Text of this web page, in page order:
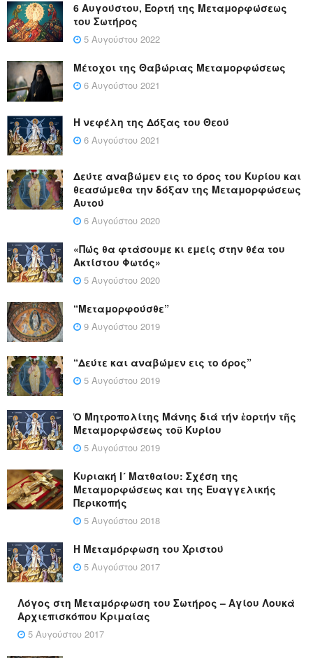
6 Αυγούστου, Εορτή της Μεταμορφώσεως
του Σωτήρος
5 Αυγούστου 2022
Μέτοχοι της Θαβώριας Μεταμορφώσεως
6 Αυγούστου 2021
Η νεφέλη της Δόξας του Θεού
6 Αυγούστου 2021
Δεύτε αναβώμεν εις το όρος του Κυρίου και
θεασώμεθα την δόξαν της Μεταμορφώσεως
Αυτού
6 Αυγούστου 2020
«Πώς θα φτάσουμε κι εμείς στην θέα του
Ακτίστου Φωτός»
5 Αυγούστου 2020
“Μεταμορφούσθε”
9 Αυγούστου 2019
“Δεύτε και αναβώμεν εις το όρος”
5 Αυγούστου 2019
Ὁ Μητροπολίτης Μάνης διά τήν ἑορτήν τῆς
Μεταμορφώσεως τοῦ Κυρίου
5 Αυγούστου 2019
Κυριακή Ι´ Ματθαίου: Σχέση της
Μεταμορφώσεως και της Ευαγγελικής
Περικοπής
5 Αυγούστου 2018
Η Μεταμόρφωση του Χριστού
5 Αυγούστου 2017
Λόγος στη Μεταμόρφωση του Σωτήρος – Αγίου Λουκά
Αρχιεπισκόπου Κριμαίας
5 Αυγούστου 2017